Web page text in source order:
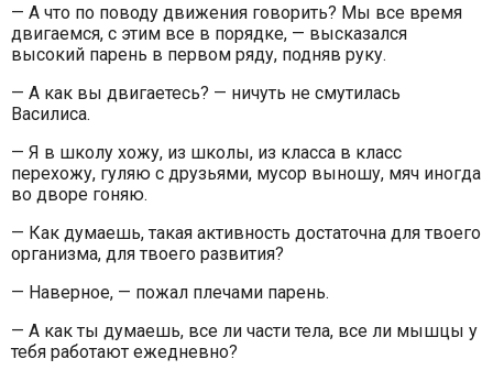
— А что по поводу движения говорить? Мы все время
двигаемся, с этим все в порядке, — высказался
высокий парень в первом ряду, подняв руку.
— А как вы двигаетесь? — ничуть не смутилась
Василиса.
— Я в школу хожу, из школы, из класса в класс
перехожу, гуляю с друзьями, мусор выношу, мяч иногда
во дворе гоняю.
— Как думаешь, такая активность достаточна для твоего
организма, для твоего развития?
— Наверное, — пожал плечами парень.
— А как ты думаешь, все ли части тела, все ли мышцы у
тебя работают ежедневно?